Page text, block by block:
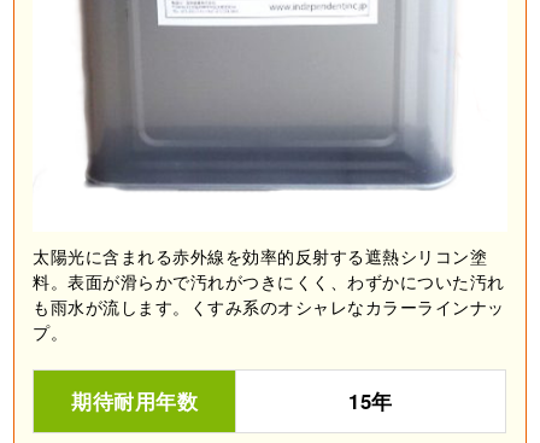
太陽光に含まれる赤外線を効率的反射する遮熱シリコン塗
料。表面が滑らかで汚れがつきにくく、わずかについた汚れ
も雨水が流します。くすみ系のオシャレなカラーラインナッ
プ。
期待耐用年数 15年